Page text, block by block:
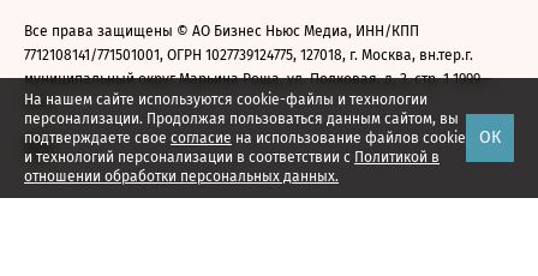
На нашем сайте используются cookie-файлы и технологии
персонализации. Продолжая пользоваться данным сайтом, вы
подтверждаете свое согласие на использование файлов cookie
и технологий персонализации в соответствии с Политикой в
отношении обработки персональных данных.
ОК
Все права защищены © АО Бизнес Ньюс Медиа, ИНН/КПП
7712108141/771501001, ОГРН 1027739124775, 127018, г. Москва, вн.тер.г.
муниципальный округ Марьина Роща, ул. Полковая, д. 3, стр. 1 1999—
2026